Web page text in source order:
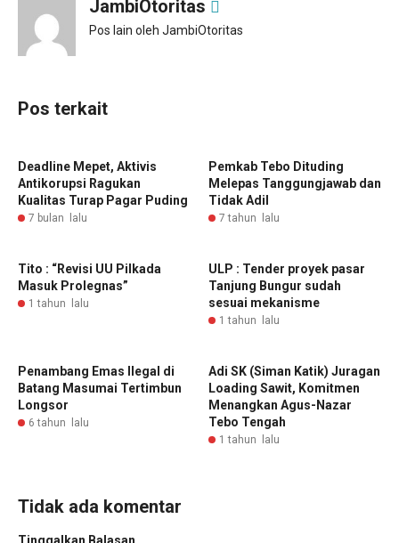
JambiOtoritas
Pos lain oleh JambiOtoritas
Pos terkait
Deadline Mepet, Aktivis
Antikorupsi Ragukan
Kualitas Turap Pagar Puding
7 bulan lalu
Pemkab Tebo Dituding
Melepas Tanggungjawab dan
Tidak Adil
7 tahun lalu
Tito : “Revisi UU Pilkada
Masuk Prolegnas”
1 tahun lalu
ULP : Tender proyek pasar
Tanjung Bungur sudah
sesuai mekanisme
1 tahun lalu
Penambang Emas Ilegal di
Batang Masumai Tertimbun
Longsor
6 tahun lalu
Adi SK (Siman Katik) Juragan
Loading Sawit, Komitmen
Menangkan Agus-Nazar
Tebo Tengah
1 tahun lalu
Tidak ada komentar